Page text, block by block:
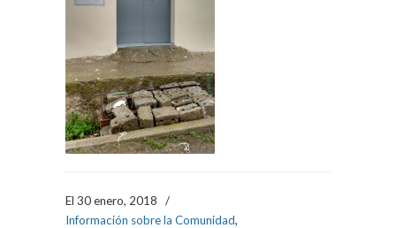
El 30 enero, 2018
/
Información sobre la Comunidad,